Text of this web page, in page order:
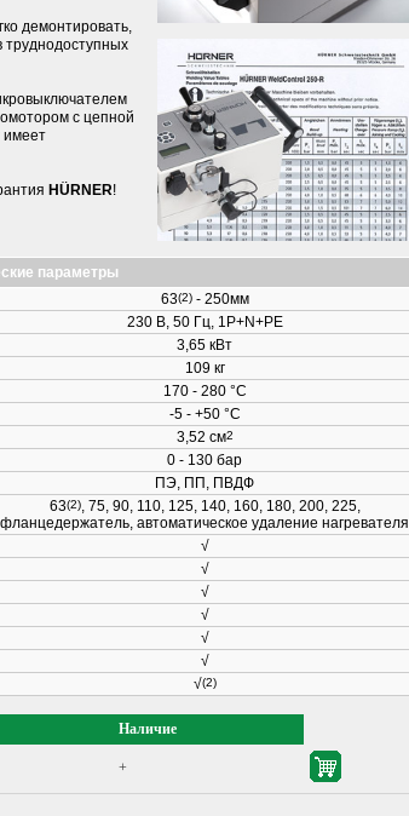
демонтировать,
труднодоступных
с цепной
имеет
HÜRNER!
параметры
63(2)- 250мм
230 В, 50 Гц, 1P+N+PE
3,65 кВт
109 кг
170 - 280 °C
-5 - +50 °C
3,52 см2
0 - 130 бар
ПЭ, ПП, ПВДФ
63(2), 75, 90, 110, 125, 140, 160, 180, 200, 225,
фланцедержатель, автоматическое удаление нагревателя
√
√
√
√
√
√
√(2)
Наличие
+